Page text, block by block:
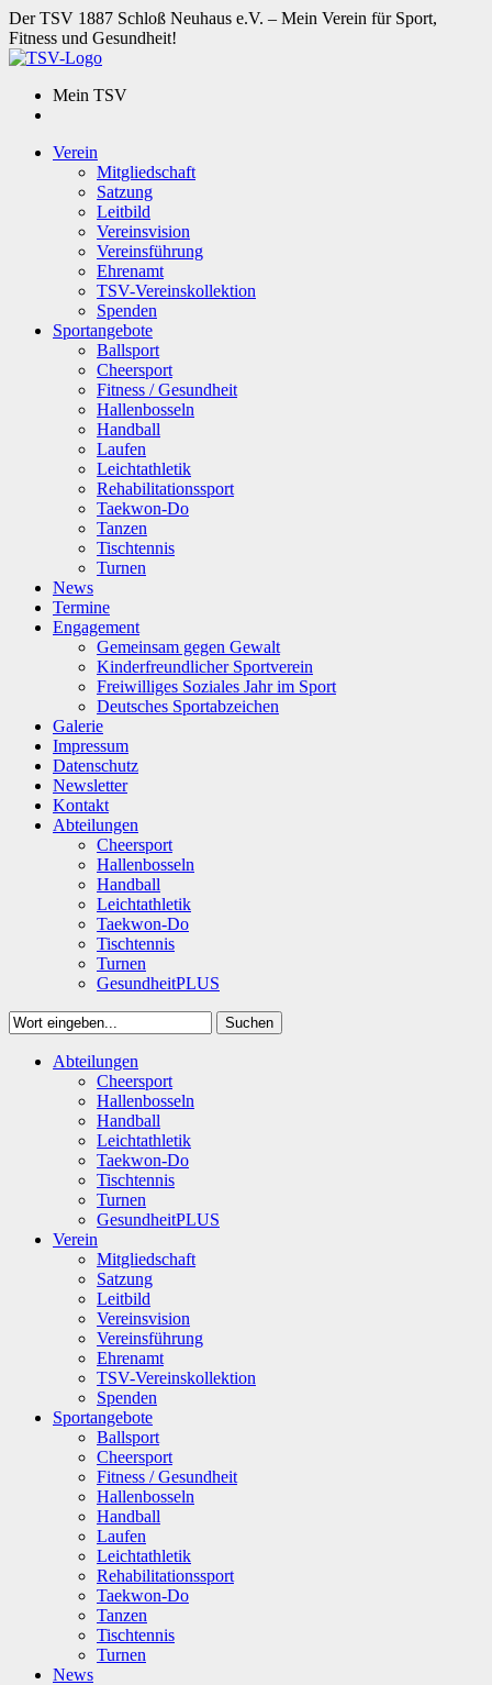
Der TSV 1887 Schloß Neuhaus e.V. – Mein Verein für Sport,
Fitness und Gesundheit!
Mein TSV
Verein
Mitgliedschaft
Satzung
Leitbild
Vereinsvision
Vereinsführung
Ehrenamt
TSV-Vereinskollektion
Spenden
Sportangebote
Ballsport
Cheersport
Fitness / Gesundheit
Hallenbosseln
Handball
Laufen
Leichtathletik
Rehabilitationssport
Taekwon-Do
Tanzen
Tischtennis
Turnen
News
Termine
Engagement
Gemeinsam gegen Gewalt
Kinderfreundlicher Sportverein
Freiwilliges Soziales Jahr im Sport
Deutsches Sportabzeichen
Galerie
Impressum
Datenschutz
Newsletter
Kontakt
Abteilungen
Cheersport
Hallenbosseln
Handball
Leichtathletik
Taekwon-Do
Tischtennis
Turnen
GesundheitPLUS
Suchen
SuchenAbteilungen
Cheersport
Hallenbosseln
Handball
Leichtathletik
Taekwon-Do
Tischtennis
Turnen
GesundheitPLUS
Verein
Mitgliedschaft
Satzung
Leitbild
Vereinsvision
Vereinsführung
Ehrenamt
TSV-Vereinskollektion
Spenden
Sportangebote
Ballsport
Cheersport
Fitness / Gesundheit
Hallenbosseln
Handball
Laufen
Leichtathletik
Rehabilitationssport
Taekwon-Do
Tanzen
Tischtennis
Turnen
News